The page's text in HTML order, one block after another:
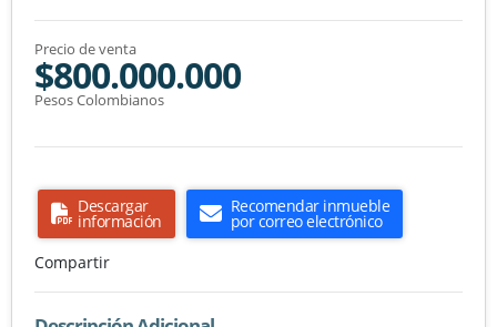
Precio de venta
$800.000.000
Pesos Colombianos
Descargar
información
Recomendar inmueble
por correo electrónico
Compartir